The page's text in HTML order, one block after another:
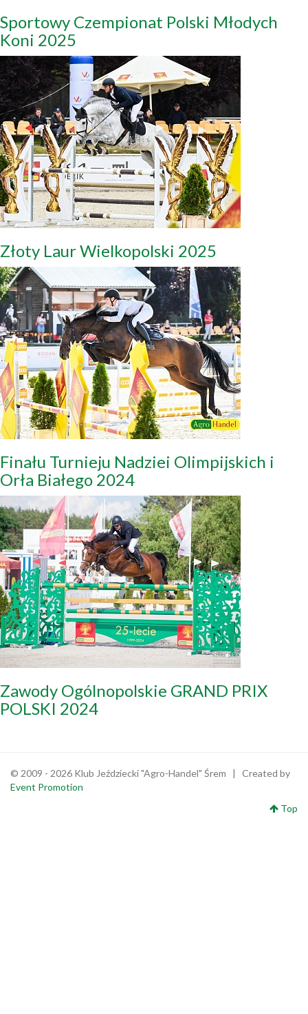
Sportowy Czempionat Polski Młodych
Koni 2025
Złoty Laur Wielkopolski 2025
Finału Turnieju Nadziei Olimpijskich i
Orła Białego 2024
Zawody Ogólnopolskie GRAND PRIX
POLSKI 2024
© 2009 - 2026 Klub Jeździecki "Agro-Handel" Śrem | Created by
Event Promotion
Top